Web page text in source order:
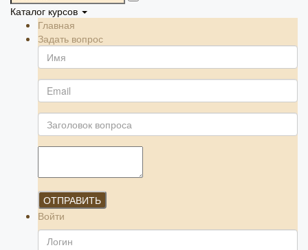
Каталог курсов
Главная
Задать вопрос
ОТПРАВИТЬ
Войти